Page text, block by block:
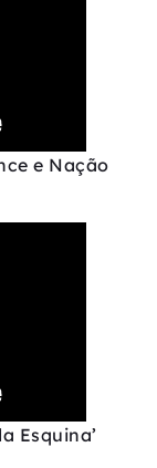
e Nação
Esquina’